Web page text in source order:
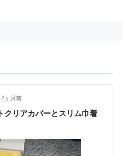
た。ヲタのニーズに応えるべ
いる。
3月に渋谷109-2店より移転・
7ヶ月前
クリアカバーとスリム巾着